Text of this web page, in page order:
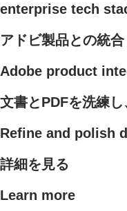
enterprise tech
アドビ製品との統合
Adobe product
文書とPDFを洗練
Refine and polish
詳細を見る
Learn more